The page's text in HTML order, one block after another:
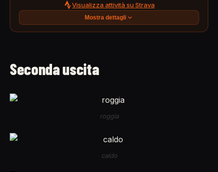
Visualizza attività su Strava
Mostra dettagli
Seconda uscita
roggia
caldo